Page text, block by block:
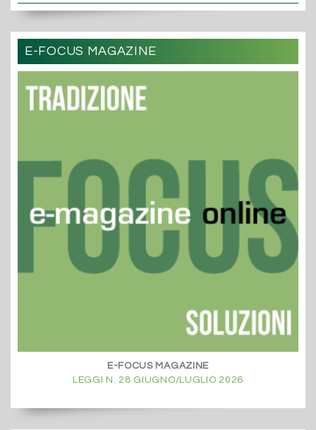
E-FOCUS MAGAZINE
E-FOCUS MAGAZINE
LEGGI N. 28 GIUGNO/LUGLIO 2026